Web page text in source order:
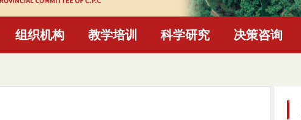
组织机构 教学培训 科学研究 决策咨询